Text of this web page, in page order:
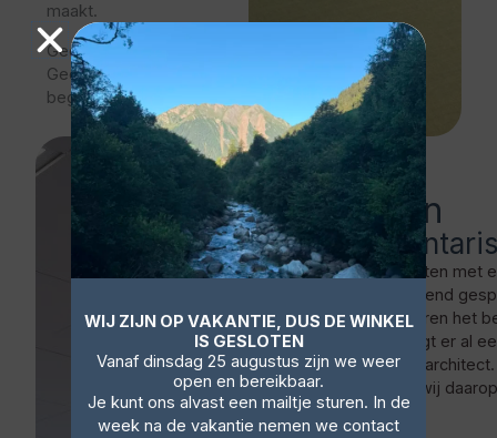
maakt.
Geen losse levering.
Geen overdracht zonder
begeleiding.
Wat wij
gaan doen
We starten met
oriënterend
analyseren het
Soms ligt er al
via een
sluiten wij
WIJ ZIJN OP VAKANTIE, DUS DE WINKEL
IS GESLOTEN
Vanaf dinsdag 25 augustus zijn we weer
open en bereikbaar.
Je kunt ons alvast een mailtje sturen. In de
week na de vakantie nemen we contact